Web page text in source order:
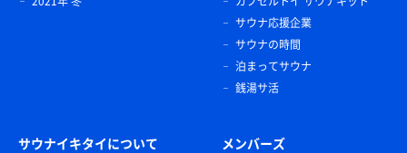
サウナ応援企業
サウナの時間
泊まってサウナ
銭湯サ活
サウナイキタイについて メンバーズ